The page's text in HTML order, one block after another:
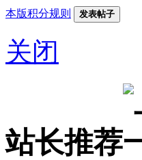
本版积分规则 发表帖子
关闭
站长推荐